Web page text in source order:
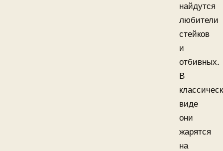
найдутся
любители
стейков
и
отбивных.
В
виде
они
жарятся
на